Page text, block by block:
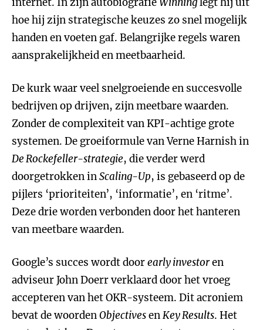
hoe hij zijn strategische keuzes zo snel mogelijk
handen en voeten gaf. Belangrijke regels waren
aansprakelijkheid en meetbaarheid.
De kurk waar veel snelgroeiende en succesvolle
bedrijven op drijven, zijn meetbare waarden.
Zonder de complexiteit van KPI-achtige grote
systemen. De groeiformule van Verne Harnish in
DeRockefeller-strategie, die verder werd
doorgetrokken inScaling-Up, is gebaseerd op de
pijlers ‘prioriteiten’, ‘informatie’, en ‘ritme’.
Deze drie worden verbonden door het hanteren
van meetbare waarden.
Google’s succes wordt doorearly investoren
adviseur John Doerr verklaard door het vroeg
accepteren van het OKR-systeem. Dit acroniem
bevat de woordenObjectivesenKey Results. Het